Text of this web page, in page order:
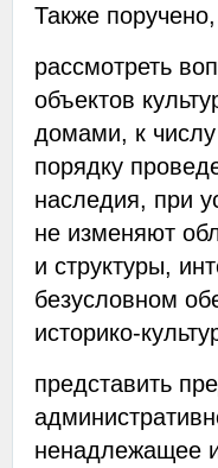
Также
рассмотреть
объектов
домами, к
порядку
наследия, при
не изменяют
и структуры,
безусловном
историко-
представить
ненадлежащее